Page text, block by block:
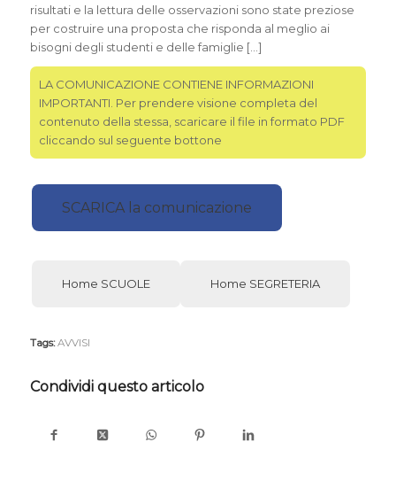
risultati e la lettura delle osservazioni sono state preziose
per costruire una proposta che risponda al meglio ai
bisogni degli studenti e delle famiglie […]
LA COMUNICAZIONE CONTIENE INFORMAZIONI
IMPORTANTI. Per prendere visione completa del
contenuto della stessa, scaricare il file in formato PDF
cliccando sul seguente bottone
SCARICA la comunicazione
Home SCUOLE Home SEGRETERIA
Tags: AVVISI
Condividi questo articolo